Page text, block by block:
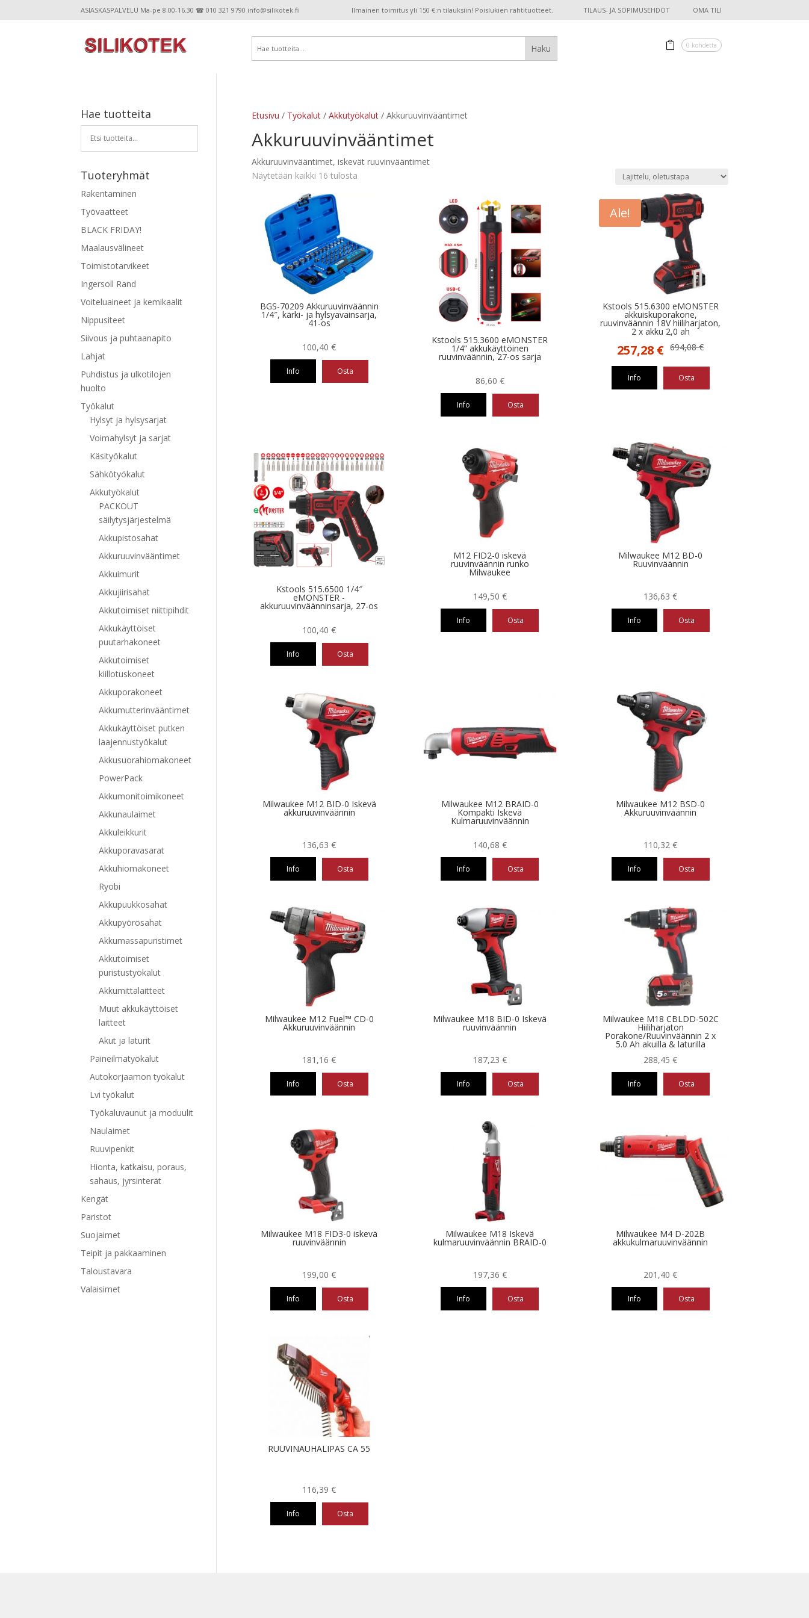
ASIASKASPALVELU Ma-pe 8.00-16.30 ☎ 010 321 9790 info@silikotek.fi Ilmainen toimitus yli 150 €:n tilauksiin! Poislukien rahtituotteet. TILAUS- JA SOPIMUSEHDOT OMA TILI
0 kohdetta
Etusivu / Työkalut/ Akkutyökalut/ Akkuruuvinvääntimet
Akkuruuvinvääntimet
Akkuruuvinvääntimet, iskevät ruuvinvääntimet
Näytetään kaikki 16 tulosta
BGS-70209 Akkuruuvinväännin
1/4″, kärki- ja hylsyavainsarja,
41-os
100,40€
Info Osta
Kstools 515.3600 eMONSTER
1/4” akkukäyttöinen
ruuvinväännin, 27-os sarja
86,60 €
Info Osta
Ale!
Kstools 515.6300 eMONSTER
akkuiskuporakone,
ruuvinväännin 18V hiiliharjaton,
2 x akku 2,0 ah
694,08€
Alkuperäinen
694,08 €.
257,28 €Nykyinen
257,28 €.
Info Osta
Kstools 515.6500 1/4″
eMONSTER -
akkuruuvinväänninsarja, 27-os
100,40€
Info Osta
M12 FID2-0 iskevä
ruuvinväännin runko
Milwaukee
149,50 €
Info Osta
Milwaukee M12 BD-0
Ruuvinväännin
136,63€
Info Osta
Milwaukee M12 BID-0 Iskevä
akkuruuvinväännin
136,63€
Info Osta
Milwaukee M12 BRAID-0
Kompakti Iskevä
Kulmaruuvinväännin
140,68 €
Info Osta
Milwaukee M12 BSD-0
Akkuruuvinväännin
110,32€
Info Osta
Milwaukee M12 Fuel™ CD-0
Akkuruuvinväännin
181,16€
Info Osta
Milwaukee M18 BID-0 Iskevä
ruuvinväännin
187,23 €
Info Osta
Milwaukee M18 CBLDD-502C
Hiiliharjaton
Porakone/Ruuvinväännin 2 x
5.0 Ah akuilla & laturilla
288,45€
Info Osta
Milwaukee M18 FID3-0 iskevä
ruuvinväännin
199,00€
Info Osta
Milwaukee M18 Iskevä
kulmaruuvinväännin BRAID-0
197,36 €
Info Osta
Milwaukee M4 D-202B
akkukulmaruuvinväännin
201,40€
Info Osta
RUUVINAUHALIPAS CA 55
116,39€
Info Osta
Hae tuotteita
Tuoteryhmät
Rakentaminen
Työvaatteet
BLACK FRIDAY!
Maalausvälineet
Toimistotarvikeet
Ingersoll Rand
Voiteluaineet ja kemikaalit
Nippusiteet
Siivous ja puhtaanapito
Lahjat
Puhdistus ja ulkotilojen
huolto
Työkalut
Hylsyt ja hylsysarjat
Voimahylsyt ja sarjat
Käsityökalut
Sähkötyökalut
Akkutyökalut
PACKOUT
säilytysjärjestelmä
Akkupistosahat
Akkuruuvinvääntimet
Akkuimurit
Akkujiirisahat
Akkutoimiset niittipihdit
Akkukäyttöiset
puutarhakoneet
Akkutoimiset
kiillotuskoneet
Akkuporakoneet
Akkumutterinvääntimet
Akkukäyttöiset putken
laajennustyökalut
Akkusuorahiomakoneet
PowerPack
Akkumonitoimikoneet
Akkunaulaimet
Akkuleikkurit
Akkuporavasarat
Akkuhiomakoneet
Ryobi
Akkupuukkosahat
Akkupyörösahat
Akkumassapuristimet
Akkutoimiset
puristustyökalut
Akkumittalaitteet
Muut akkukäyttöiset
laitteet
Akut ja laturit
Paineilmatyökalut
Autokorjaamon työkalut
Lvi työkalut
Työkaluvaunut ja moduulit
Naulaimet
Ruuvipenkit
Hionta, katkaisu, poraus,
sahaus, jyrsinterät
Kengät
Paristot
Suojaimet
Teipit ja pakkaaminen
Taloustavara
Valaisimet